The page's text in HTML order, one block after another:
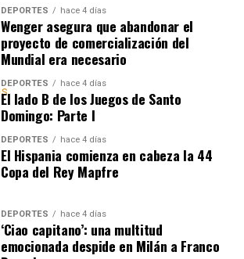
DEPORTES hace 4 días
Wenger asegura que abandonar el
proyecto de comercialización del
Mundial era necesario
DEPORTES hace 4 días
El lado B de los Juegos de Santo
Domingo: Parte I
DEPORTES hace 4 días
El Hispania comienza en cabeza la 44
Copa del Rey Mapfre
DEPORTES hace 4 días
‘Ciao capitano’: una multitud
emocionada despide en Milán a Franco